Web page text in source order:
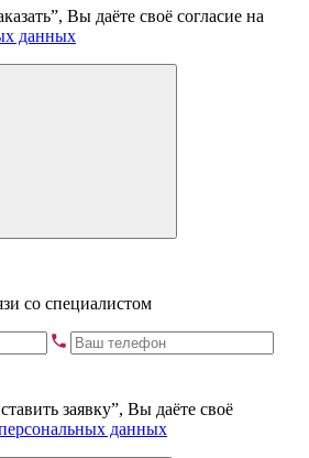
Вы даёте своё согласие на
данных
со специалистом
заявку”, Вы даёте своё
данных